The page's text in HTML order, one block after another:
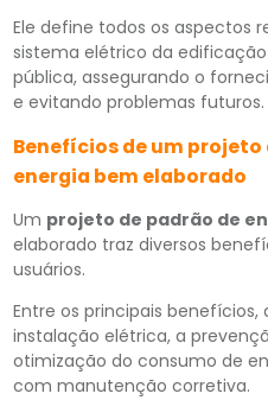
Ele define todos os aspectos
sistema elétrico da
pública, assegurando o
e evitando problemas futuros.
Benefícios de um
energia bem elaborado
Um projeto de padrão de
elaborado traz diversos
usuários.
Entre os principais
instalação elétrica, a
otimização do consumo de
com manutenção corretiva.